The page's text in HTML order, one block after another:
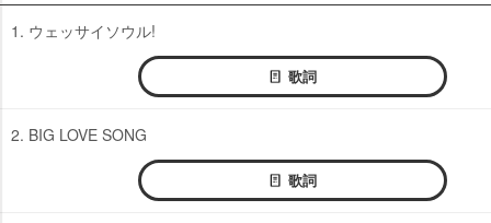
1. ウェッサイソウル!
歌詞
2. BIG LOVE SONG
歌詞